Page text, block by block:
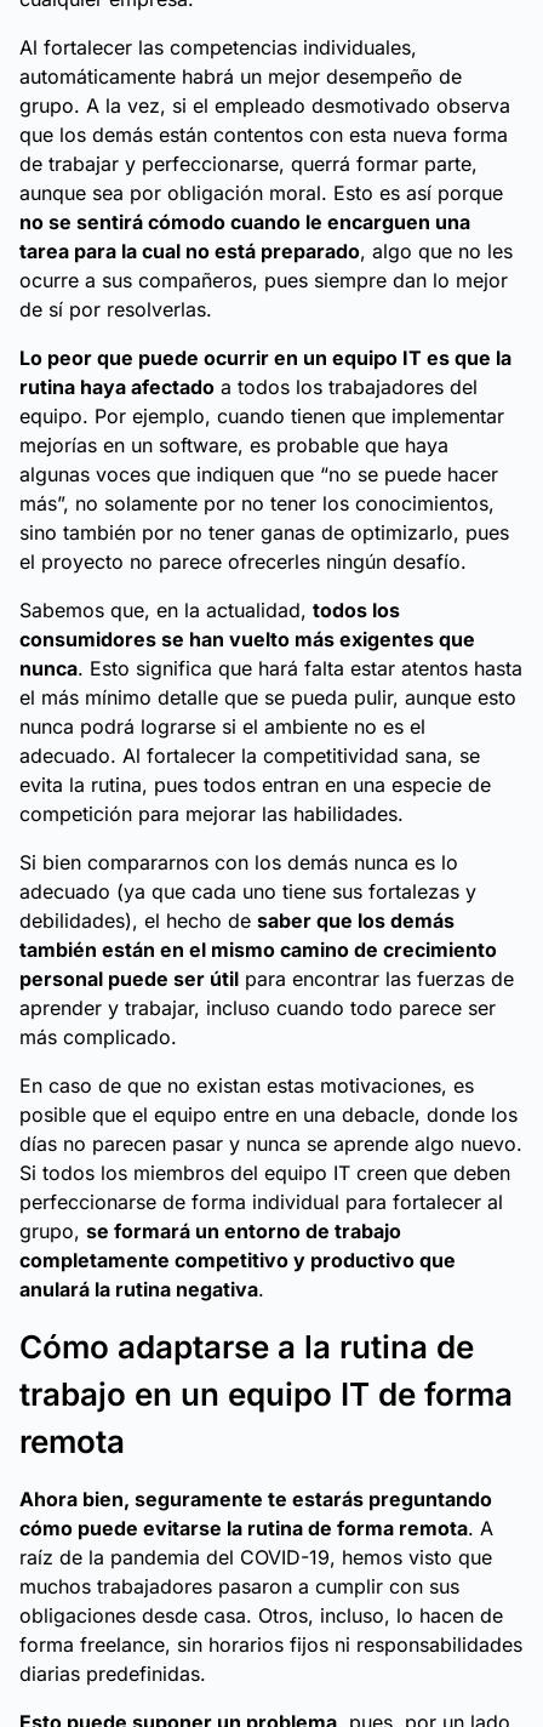
Al fortalecer las competencias individuales,
automáticamente habrá un mejor desempeño de
grupo. A la vez, si el empleado desmotivado observa
que los demás están contentos con esta nueva forma
de trabajar y perfeccionarse, querrá formar parte,
aunque sea por obligación moral. Esto es así porque
no se sentirá cómodo cuando le encarguen una
tarea para la cual no está preparado, algo que no les
ocurre a sus compañeros, pues siempre dan lo mejor
de sí por resolverlas.
Lo peor que puede ocurrir en un equipo IT es que la
rutina haya afectado a todos los trabajadores del
equipo. Por ejemplo, cuando tienen que implementar
mejorías en un software, es probable que haya
algunas voces que indiquen que “no se puede hacer
más”, no solamente por no tener los conocimientos,
sino también por no tener ganas de optimizarlo, pues
el proyecto no parece ofrecerles ningún desafío.
Sabemos que, en la actualidad, todos los
consumidores se han vuelto más exigentes que
nunca. Esto significa que hará falta estar atentos hasta
el más mínimo detalle que se pueda pulir, aunque esto
nunca podrá lograrse si el ambiente no es el
adecuado. Al fortalecer la competitividad sana, se
evita la rutina, pues todos entran en una especie de
competición para mejorar las habilidades.
Si bien compararnos con los demás nunca es lo
adecuado (ya que cada uno tiene sus fortalezas y
debilidades), el hecho de saber que los demás
también están en el mismo camino de crecimiento
personal puede ser útil para encontrar las fuerzas de
aprender y trabajar, incluso cuando todo parece ser
más complicado.
En caso de que no existan estas motivaciones, es
posible que el equipo entre en una debacle, donde los
días no parecen pasar y nunca se aprende algo nuevo.
Si todos los miembros del equipo IT creen que deben
perfeccionarse de forma individual para fortalecer al
grupo, se formará un entorno de trabajo
completamente competitivo y productivo que
anulará la rutina negativa.
Cómo adaptarse a la rutina de
trabajo en un equipo IT de forma
remota
Ahora bien, seguramente te estarás preguntando
cómo puede evitarse la rutina de forma remota. A
raíz de la pandemia del COVID-19, hemos visto que
muchos trabajadores pasaron a cumplir con sus
obligaciones desde casa. Otros, incluso, lo hacen de
forma freelance, sin horarios fijos ni responsabilidades
diarias predefinidas.
Esto puede suponer un problema, pues, por un lado,